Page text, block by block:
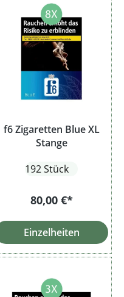
f6 Zigaretten Blue XL
Stange
192 Stück
80,00 €*
Einzelheiten